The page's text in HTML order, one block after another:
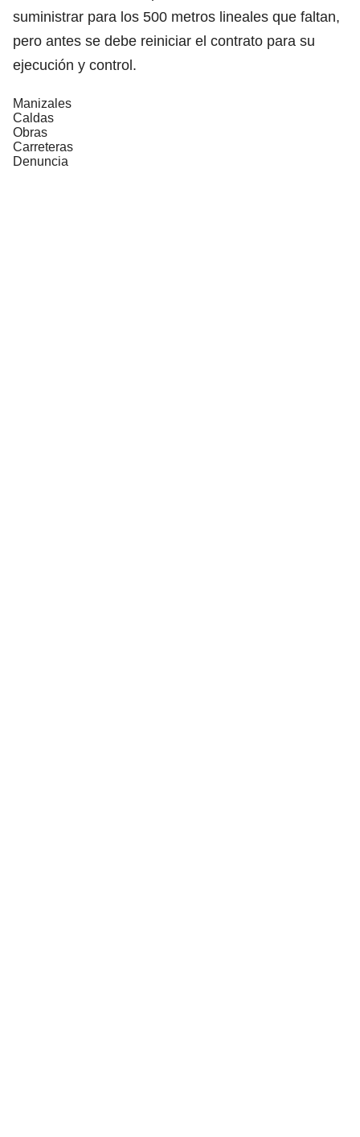
suministrar para los 500 metros lineales que faltan,
pero antes se debe reiniciar el contrato para su
ejecución y control.
Manizales
Caldas
Obras
Carreteras
Denuncia